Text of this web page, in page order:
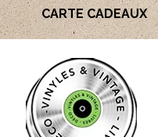
CARTE CADEAUX